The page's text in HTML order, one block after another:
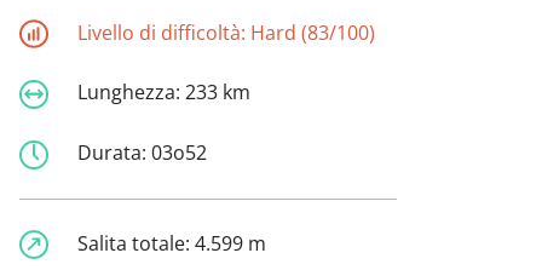
Livello di difficoltà: Hard (83/100)
Lunghezza: 233 km
Durata: 03o52
Salita totale: 4.599 m